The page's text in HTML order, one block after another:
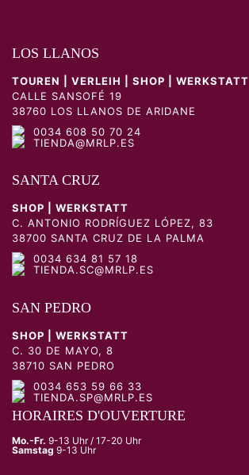
LOS LLANOS
TOUREN | VERLEIH | SHOP | WERKSTATT
CALLE SANSOFÉ 19
38760 LOS LLANOS DE ARIDANE
0034 608 50 70 24
TIENDA@MRLP.ES
SANTA CRUZ
SHOP | WERKSTATT
C. ANTONIO RODRÍGUEZ LÓPEZ, 83
38700 SANTA CRUZ DE LA PALMA
0034 634 81 57 18
TIENDA.SC@MRLP.ES
SAN PEDRO
SHOP | WERKSTATT
C. 30 DE MAYO, 8
38710 SAN PEDRO
0034 653 59 66 33
TIENDA.SP@MRLP.ES
HORAIRES D'OUVERTURE
Mo.-Fr. 9-13 Uhr / 17-20 Uhr
Samstag 9-13 Uhr